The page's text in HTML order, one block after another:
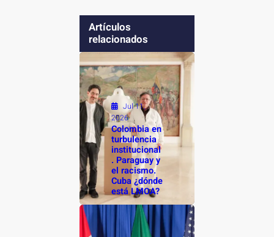
Artículos
relacionados
Jul 11,
2026
Colombia en
turbulencia
institucional
. Paraguay y
el racismo.
Cuba ¿dónde
está LMOA?